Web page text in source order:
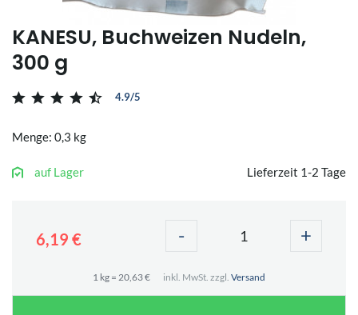
KANESU, Buchweizen Nudeln,
300 g
4.9/5
Menge: 0,3 kg
auf Lager Lieferzeit 1-2 Tage
6,19 € - +
1 kg = 20,63 € inkl. MwSt. zzgl. Versand